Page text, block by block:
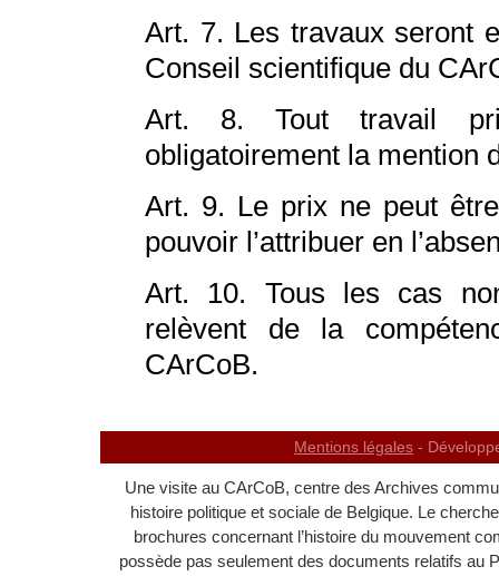
Art. 7. Les travaux seront
Conseil scientifique du
Art. 8. Tout travail
obligatoirement la mention
Art. 9. Le prix ne peut
pouvoir l’attribuer en
Art. 10. Tous les cas
relèvent de la
CArCoB.
Mentions légales -
Une visite au CArCoB, centre des Archives
histoire politique et sociale de Belgique. Le
brochures concernant l’histoire du mouvement
possède pas seulement des documents relatifs au